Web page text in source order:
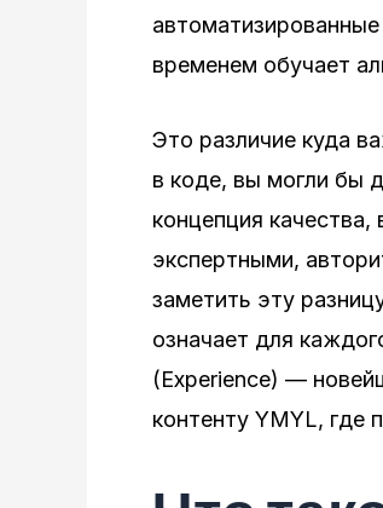
временем обучает
Это различие куда
в коде, вы могли бы
концепция
экспертными,
заметить эту
означает для
(Experience) —
контенту YMYL, где